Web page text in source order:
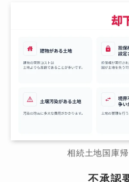
相続土地国庫
不承認